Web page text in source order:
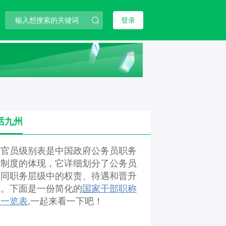
登录
九州
员级别表是中国政府公务员职务
度的体现，它详细划分了公务员
职务层级中的权责、待遇和晋升
下面是一份简化的 国家干部职称
览表,一起来看一下吧！